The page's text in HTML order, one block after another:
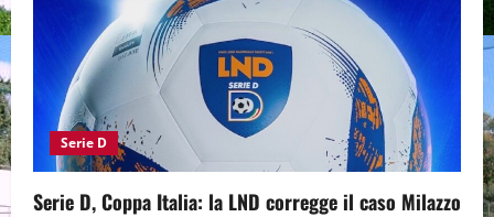
Serie D
Serie D, Coppa Italia: la LND corregge il caso Milazzo